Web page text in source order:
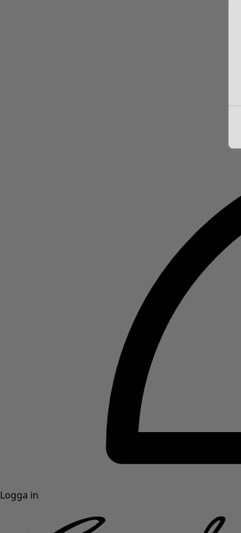
Logga in